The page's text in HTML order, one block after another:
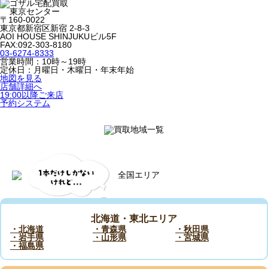
〒160-0022
東京都新宿区新宿 2-8-3
AOI HOUSE SHINJUKUビル5F
FAX:092-303-8180
03-6274-8333
営業時間：10時～19時
定休日：月曜日・木曜日・年末年始
地図を見る
店舗詳細へ
19:00以降ご来店
予約システム
北海道・東北エリア
・北海道 ・青森県
・秋田県
・岩手県
・山形県
・宮城県
・福島県